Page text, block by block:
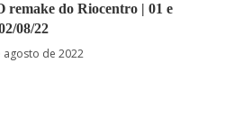
remake do Riocentro | 01 e
08/22
agosto de 2022